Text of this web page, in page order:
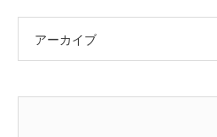
アーカイブ